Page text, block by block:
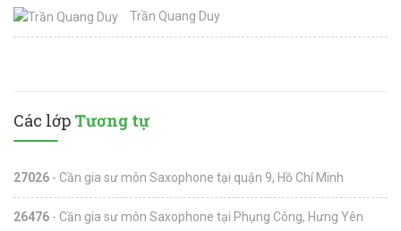
Trần Quang Duy
Các lớp Tương tự
27026 - Cần gia sư môn Saxophone tại quận 9, Hồ Chí Minh
26476 - Cần gia sư môn Saxophone tại Phụng Công, Hưng Yên